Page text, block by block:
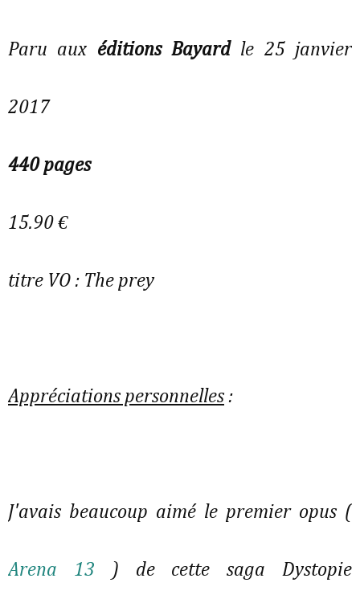
Paru aux éditions Bayardle 25 janvier
2017
440 pages
15.90 €
titre VO : The prey
Appréciations personnelles :
J'avais beaucoup aimé le premier opus (
Arena 13 ) de cette saga Dystopie